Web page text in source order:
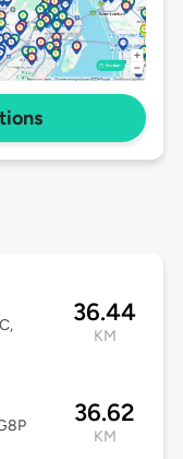
36.44
KM
36.62
KM